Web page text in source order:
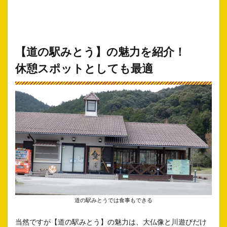
【道の駅みとう】の魅力を紹介！
休憩スポットとしても最適
道の駅みとうでは食事もできる
当然ですが【道の駅みとう】の魅力は、大仏像と川遊びだけ